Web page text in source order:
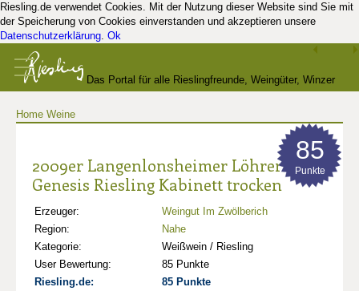
Riesling.de verwendet Cookies. Mit der Nutzung dieser Website sind Sie mit
der Speicherung von Cookies einverstanden und akzeptieren unsere
Datenschutzerklärung. Ok
Das Portal für alle Rieslingfreunde, Weingüter, Winzer
Home Weine
2009er Langenlonsheimer Löhrer Berg
Genesis Riesling Kabinett trocken
Erzeuger:
Weingut Im Zwölberich
Region:
Nahe
Kategorie:
Weißwein / Riesling
User Bewertung:
85 Punkte
Riesling.de:
85 Punkte
85
Punkte